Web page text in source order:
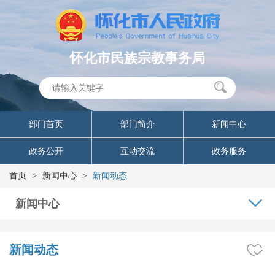
怀化市民族宗教事务局
部门首页 部门简介 新闻中心
政务公开 互动交流 政务服务
首页 > 新闻中心 > 新闻动态
新闻中心
新闻动态